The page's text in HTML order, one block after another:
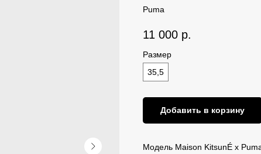
Puma
11 000 р.
Размер
35,5
Добавить в корзину
Модель Maison KitsunÉ x